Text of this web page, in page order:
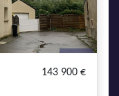
143 900 €